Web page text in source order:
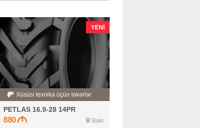
YENI
Xüsüsi texnika üçün təkərlər
PETLAS 16.9-28 14PR
880 Bakı